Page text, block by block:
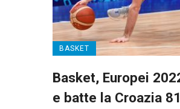
BASKET
Basket, Europei
e batte la Croazia